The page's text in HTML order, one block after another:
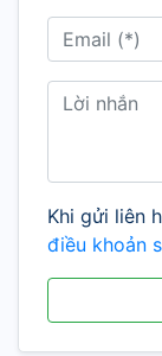
Khi gửi liên
điều khoản